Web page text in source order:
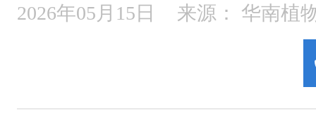
2026年05月15日 来源： 华南植